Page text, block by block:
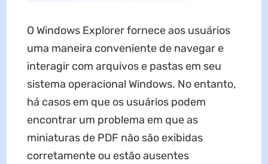
O Windows Explorer fornece aos usuários
uma maneira conveniente de navegar e
interagir com arquivos e pastas em seu
sistema operacional Windows. No entanto,
há casos em que os usuários podem
encontrar um problema em que as
miniaturas de PDF não são exibidas
corretamente ou estão ausentes